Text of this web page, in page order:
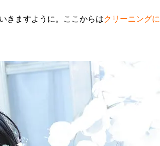
きますように。ここからはクリーニング